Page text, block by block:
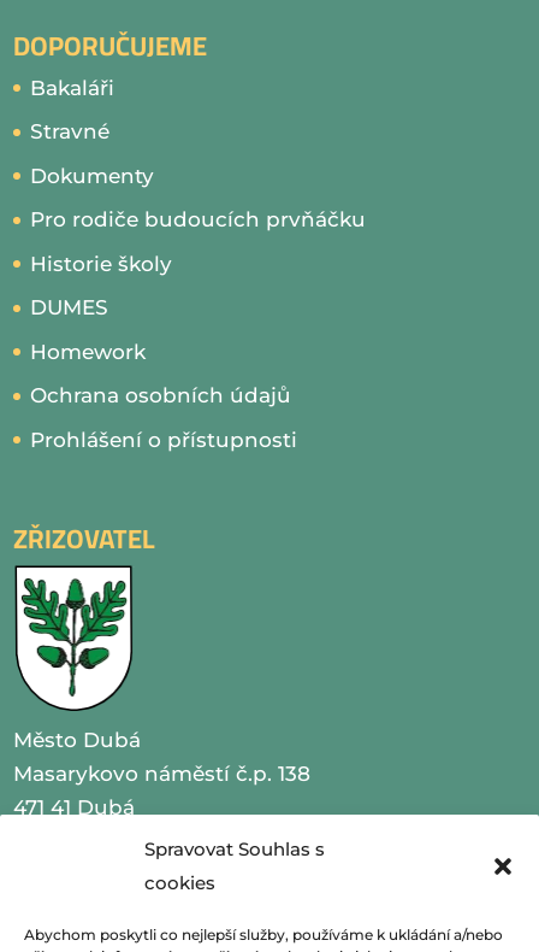
Spravovat Souhlas s
cookies
Abychom poskytli co nejlepší služby, používáme k ukládání a/nebo
DOPORUČUJEME
Bakaláři
Stravné
Dokumenty
Pro rodiče budoucích prvňáčku
Historie školy
DUMES
Homework
Ochrana osobních údajů
Prohlášení o přístupnosti
ZŘIZOVATEL
Město Dubá
Masarykovo náměstí č.p. 138
471 41 Dubá
IČO 00260479